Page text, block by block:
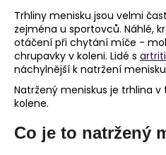
Trhliny menisku jsou velmi
zejména u sportovců. Náhlé,
otáčení při chytání míče -
chrupavky v koleni. Lidé s
náchylnější k natržení
Natržený meniskus je trhlina
kolene.
Co je to natržený
t
e
n
a
j
t